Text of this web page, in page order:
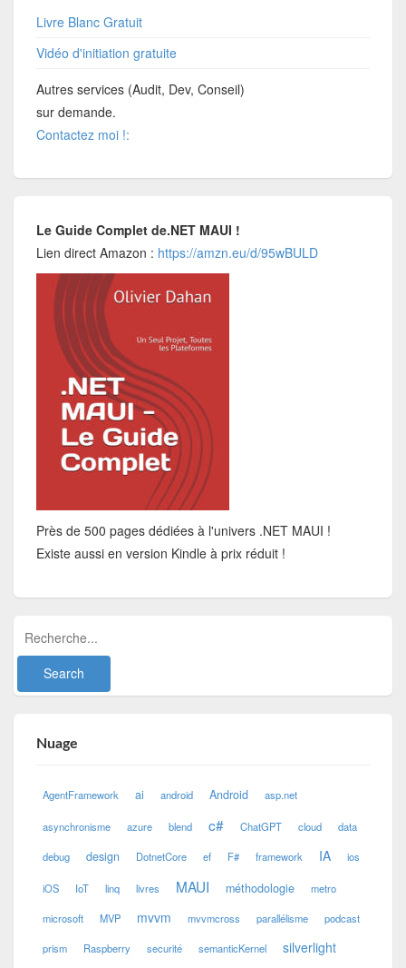
Livre Blanc Gratuit
Vidéo d'initiation gratuite
Autres services (Audit, Dev, Conseil)
sur demande.
Contactez moi !:
Le Guide Complet de.NET MAUI !
Lien direct Amazon : https://amzn.eu/d/95wBULD
Près de 500 pages dédiées à l'univers .NET MAUI !
Existe aussi en version Kindle à prix réduit !
Nuage
AgentFramework ai android Android asp.net
asynchronisme azure blend c# ChatGPT cloud data
debug design DotnetCore ef F# framework IA ios
iOS IoT linq livres MAUI méthodologie metro
microsoft MVP mvvm mvvmcross parallélisme podcast
prism Raspberry securité semanticKernel silverlight